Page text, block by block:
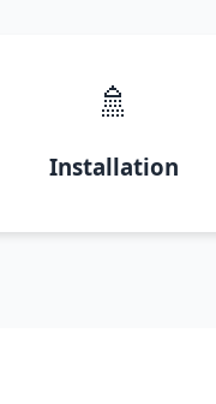
🚿
Installation